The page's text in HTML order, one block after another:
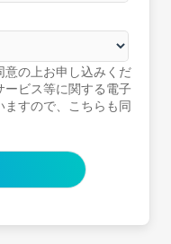
意の上お申し込みくだ
ービス等に関する電子
すので、こちらも同